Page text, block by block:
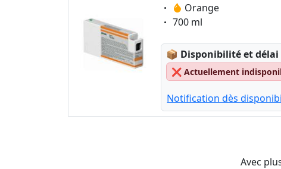
Eigenschaft:
Orange
Eigenschaft:
700 ml
📦 Lagerstatus:
Disponibilité et
❌ Actuellement
Notification dès
Avec